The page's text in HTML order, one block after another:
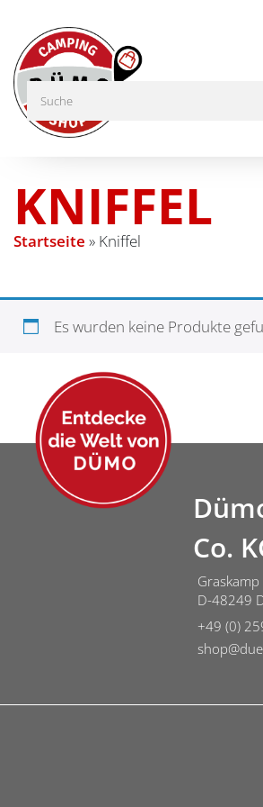
KNIFFEL
Startseite » Kniffel
Es wurden keine Produkte
Co.
Graskamp
D-48249
+49 (0)